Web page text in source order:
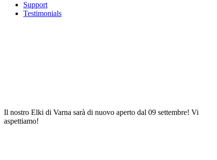
Support
Testimonials
Il nostro Elki di Varna sarà di nuovo aperto dal 09 settembre! Vi
aspettiamo!